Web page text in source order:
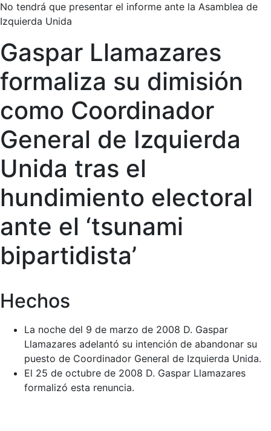
No tendrá que presentar el informe ante la Asamblea de
Izquierda Unida
Gaspar Llamazares
formaliza su dimisión
como Coordinador
General de Izquierda
Unida tras el
hundimiento electoral
ante el ‘tsunami
bipartidista’
Hechos
La noche del 9 de marzo de 2008 D. Gaspar
Llamazares adelantó su intención de abandonar su
puesto de Coordinador General de Izquierda Unida.
El 25 de octubre de 2008 D. Gaspar Llamazares
formalizó esta renuncia.